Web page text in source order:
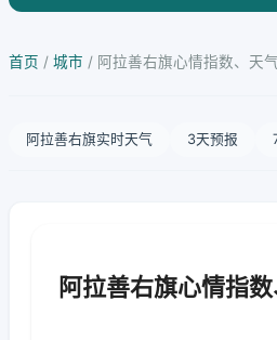
首页 / 城市 / 阿拉善右旗心情指数、天
阿拉善右旗实时天气 3天预报
阿拉善右旗心情指